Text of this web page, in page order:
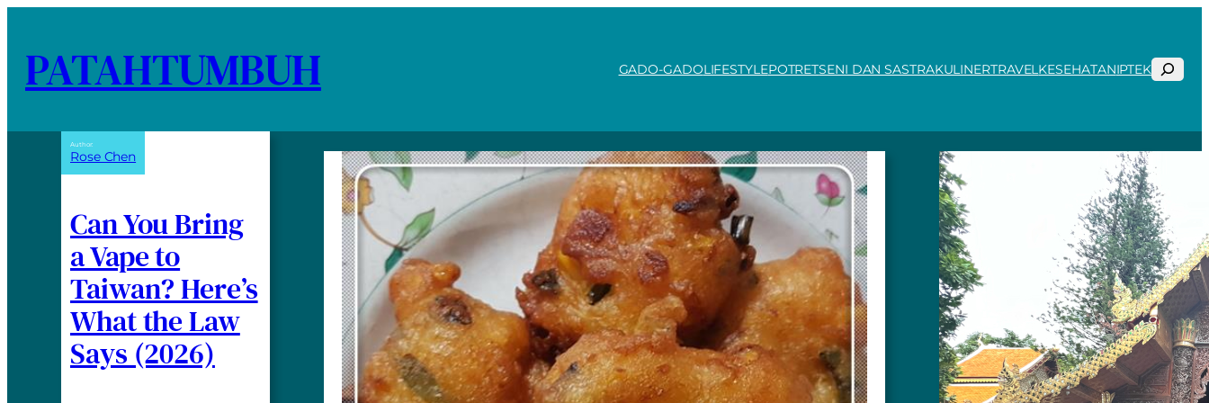
PATAHTUMBUH GADO-GADOLIFESTYLEPOTRETSENI DAN SASTRAKULINERTRAVELKESEHATANIPTEKSearch
Author:
Rose Chen
Can You Bring
a Vape to
Taiwan? Here’s
What the Law
Says (2026)